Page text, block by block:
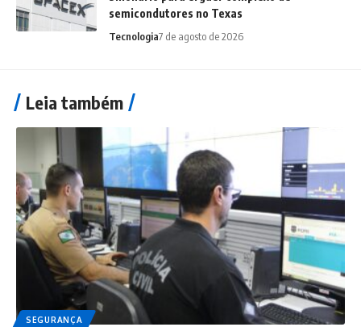
semicondutores no Texas
Tecnologia7 de agosto de 2026
Leia também
SEGURANÇA